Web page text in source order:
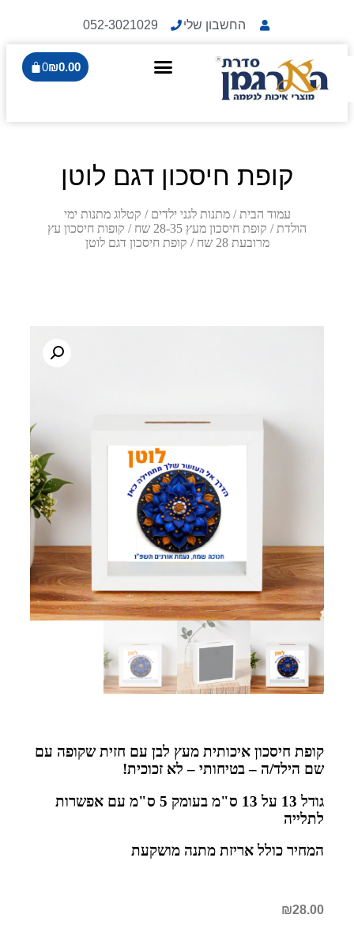
החשבון שלי 052-3021029
₪0.00
0
קופת חיסכון דגם לוטן
עמוד הבית /מתנות לגני ילדים / קטלוג מתנות ימי
הולדת / קופת חיסכון מעץ 28-35 שח / קופות חיסכון עץ
מרובעת 28 שח
/ קופת חיסכון דגם לוטן
קופת חיסכון איכותית מעץ לבן עם חזית שקופה עם
שם הילד/ה – בטיחותי – לא זכוכית!
גודל 13 על 13 ס"מ בעומק 5 ס"מ עם אפשרות
לתלייה
המחיר כולל אריזת מתנה מושקעת
₪28.00